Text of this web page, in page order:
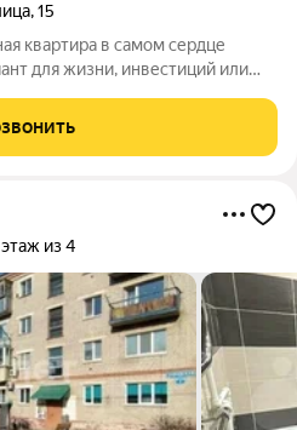
,15
квартира в самом сердце
для жизни, инвестиций или
этаж из 4